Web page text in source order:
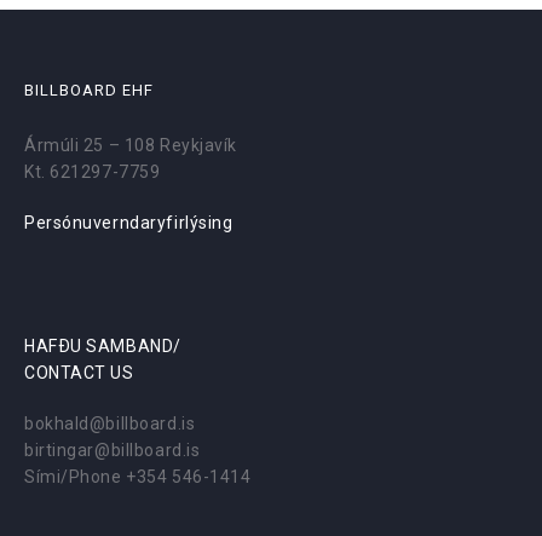
BILLBOARD EHF
Ármúli 25 – 108 Reykjavík
Kt. 621297-7759
Persónuverndaryfirlýsing
HAFÐU SAMBAND/
CONTACT US
bokhald@billboard.is
birtingar@billboard.is
Sími/Phone +354 546-1414